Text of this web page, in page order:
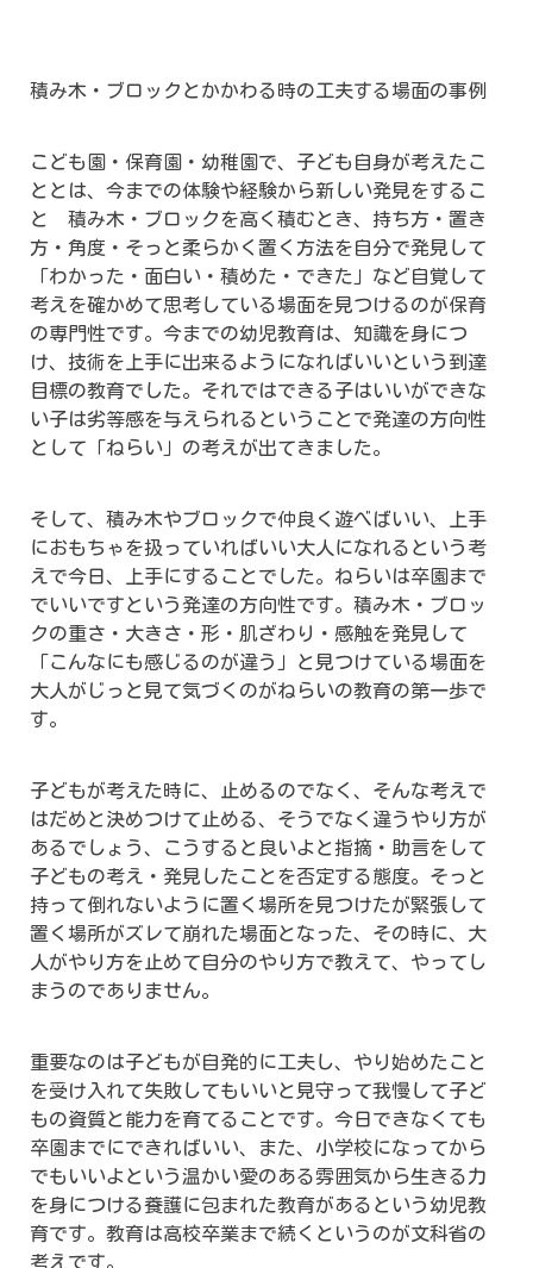
積み木・ブロックとかかわる時の工夫する場面の事例
こども園・保育園・幼稚園で、子ども自身が考えたこ
ととは、今までの体験や経験から新しい発見をするこ
と 積み木・ブロックを高く積むとき、持ち方・置き
方・角度・そっと柔らかく置く方法を自分で発見して
「わかった・面白い・積めた・できた」など自覚して
考えを確かめて思考している場面を見つけるのが保育
の専門性です。今までの幼児教育は、知識を身につ
け、技術を上手に出来るようになればいいという到達
目標の教育でした。それではできる子はいいができな
い子は劣等感を与えられるということで発達の方向性
として「ねらい」の考えが出てきました。
そして、積み木やブロックで仲良く遊べばいい、上手
におもちゃを扱っていればいい大人になれるという考
えで今日、上手にすることでした。ねらいは卒園まで
でいいですという発達の方向性です。積み木・ブロッ
クの重さ・大きさ・形・肌ざわり・感触を発見して
「こんなにも感じるのが違う」と見つけている場面を
大人がじっと見て気づくのがねらいの教育の第一歩で
す。
子どもが考えた時に、止めるのでなく、そんな考えで
はだめと決めつけて止める、そうでなく違うやり方が
あるでしょう、こうすると良いよと指摘・助言をして
子どもの考え・発見したことを否定する態度。そっと
持って倒れないように置く場所を見つけたが緊張して
置く場所がズレて崩れた場面となった、その時に、大
人がやり方を止めて自分のやり方で教えて、やってし
まうのでありません。
重要なのは子どもが自発的に工夫し、やり始めたこと
を受け入れて失敗してもいいと見守って我慢して子ど
もの資質と能力を育てることです。今日できなくても
卒園までにできればいい、また、小学校になってから
でもいいよという温かい愛のある雰囲気から生きる力
を身につける養護に包まれた教育があるという幼児教
育です。教育は高校卒業まで続くというのが文科省の
考えです。